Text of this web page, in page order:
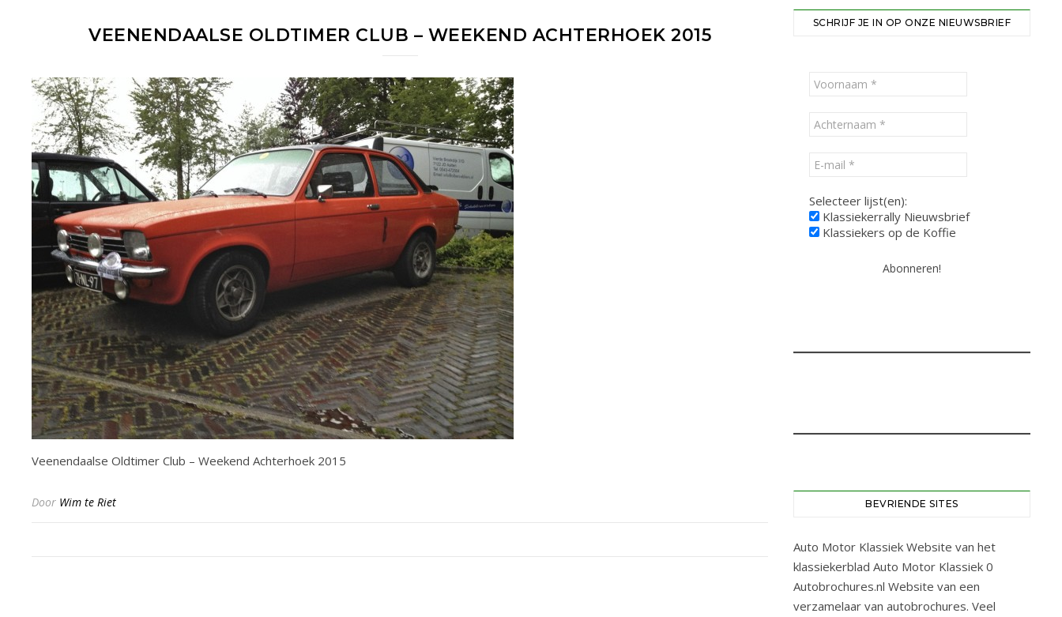
VEENENDAALSE OLDTIMER CLUB – WEEKEND ACHTERHOEK 2015
Veenendaalse Oldtimer Club – Weekend Achterhoek 2015
Door Wim te Riet
SCHRIJF JE IN OP ONZE NIEUWSBRIEF
Selecteer lijst(en):
Klassiekerrally Nieuwsbrief
Klassiekers op de Koffie
BEVRIENDE SITES
Auto Motor Klassiek Website van het
klassiekerblad Auto Motor Klassiek 0
Autobrochures.nl Website van een
verzamelaar van autobrochures. Veel